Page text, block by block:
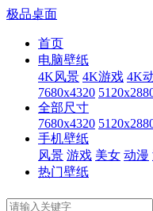
极品桌面
首页
电脑壁纸
4K风景 4K游戏 4K
7680x4320
全部尺寸
7680x4320
手机壁纸
风景 游戏 美女 动漫
热门壁纸